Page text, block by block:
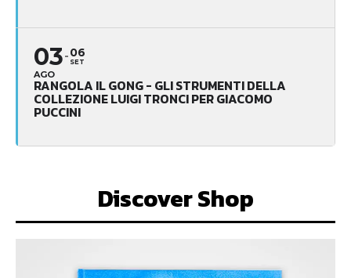
03
AGO
06
SET
RANGOLA IL GONG - GLI STRUMENTI DELLA
COLLEZIONE LUIGI TRONCI PER GIACOMO
PUCCINI
Discover Shop